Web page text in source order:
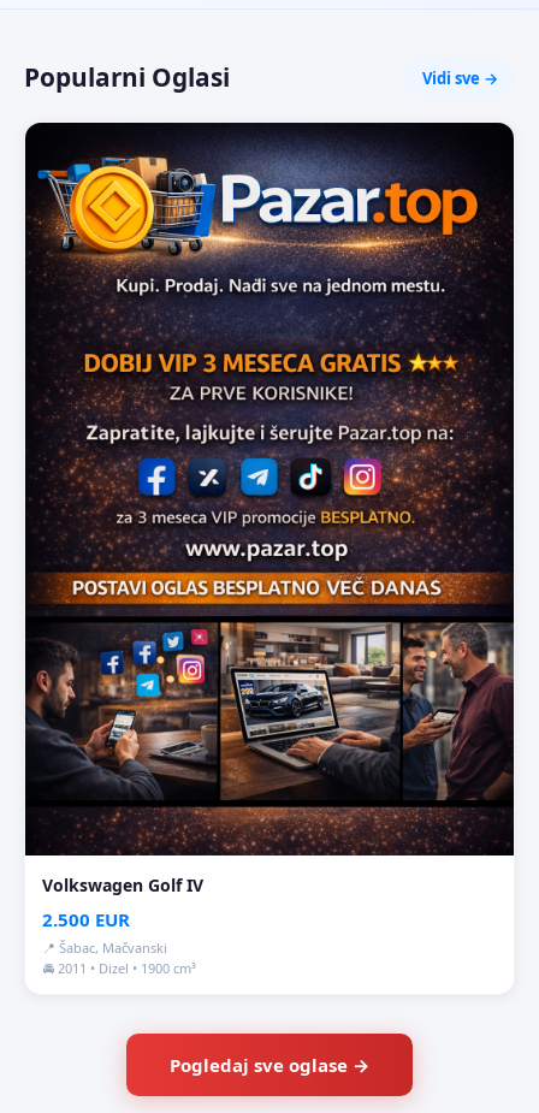
Popularni Oglasi Vidi sve →
Volkswagen Golf IV
2.500 EUR
📍 Šabac, Mačvanski
🚘 2011 • Dizel • 1900 cm³
Pogledaj sve oglase →